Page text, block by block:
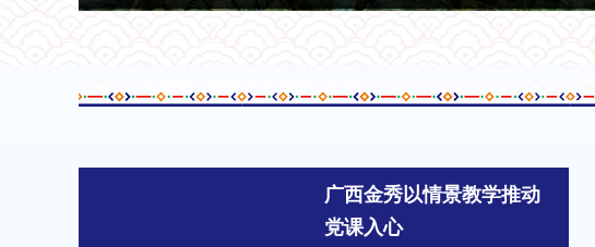
广西金秀以情景教学推动
党课入心